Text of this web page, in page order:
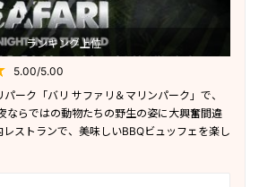
ランキング上位
5.00/5.00
ーク「バリ サファリ＆マリンパーク」で、
ならではの動物たちの野生の姿に大興奮間違
レストランで、美味しいBBQビュッフェを楽し